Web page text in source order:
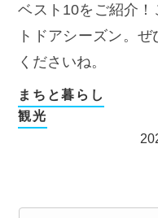
ベスト10をご紹介
トドアシーズン。
くださいね。
まちと暮らし
観光